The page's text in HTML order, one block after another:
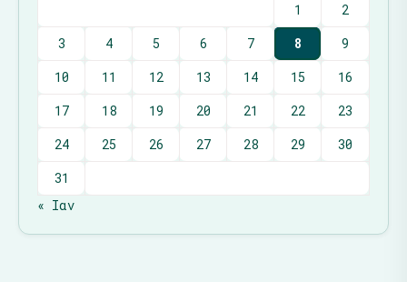
1
2
3
4 5 6 7 8
9
10
11 12 13 14 15
16
17
18 19 20 21 22
23
24
25 26 27 28 29
30
31
« Ιαν